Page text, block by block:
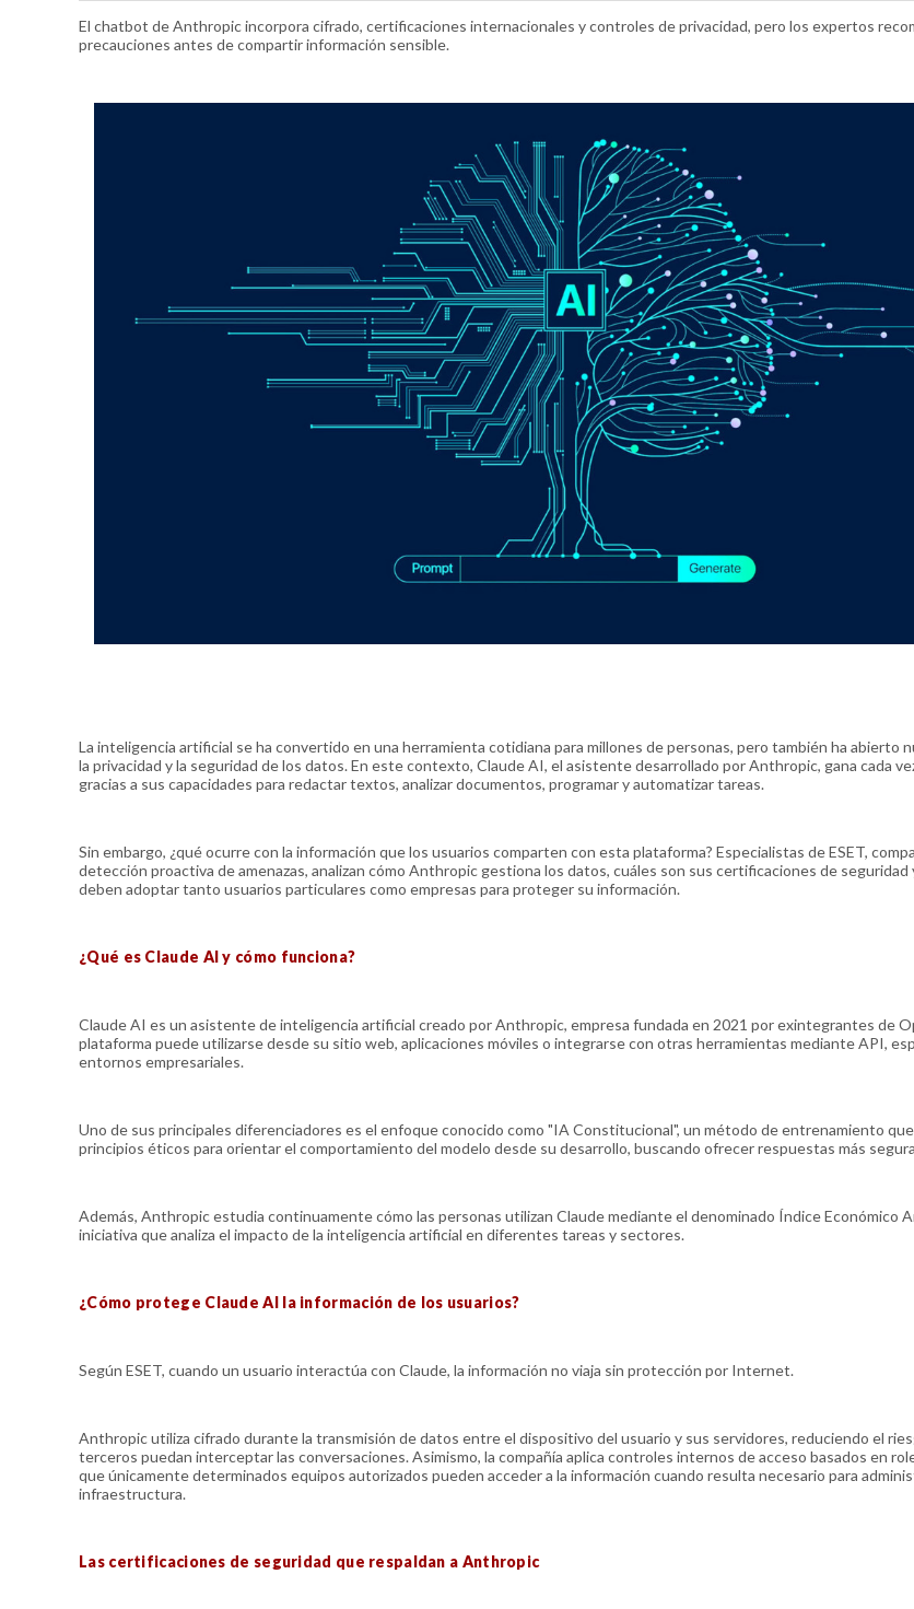
El chatbot de Anthropic incorpora cifrado, certificaciones internacionales y controles de privacidad, pero los expertos
precauciones antes de compartir información sensible.
La inteligencia artificial se ha convertido en una herramienta cotidiana para millones de personas, pero también ha abierto
la privacidad y la seguridad de los datos. En este contexto, Claude AI, el asistente desarrollado por Anthropic, gana cada
gracias a sus capacidades para redactar textos, analizar documentos, programar y automatizar tareas.
Sin embargo, ¿qué ocurre con la información que los usuarios comparten con esta plataforma? Especialistas de ESET,
detección proactiva de amenazas, analizan cómo Anthropic gestiona los datos, cuáles son sus certificaciones de seguridad
deben adoptar tanto usuarios particulares como empresas para proteger su información.
¿Qué es Claude AI y cómo funciona?
Claude AI es un asistente de inteligencia artificial creado por Anthropic, empresa fundada en 2021 por exintegrantes de
plataforma puede utilizarse desde su sitio web, aplicaciones móviles o integrarse con otras herramientas mediante API,
entornos empresariales.
Uno de sus principales diferenciadores es el enfoque conocido como "IA Constitucional", un método de entrenamiento
principios éticos para orientar el comportamiento del modelo desde su desarrollo, buscando ofrecer respuestas más
Además, Anthropic estudia continuamente cómo las personas utilizan Claude mediante el denominado Índice Económico
iniciativa que analiza el impacto de la inteligencia artificial en diferentes tareas y sectores.
¿Cómo protege Claude AI la información de los usuarios?
Según ESET, cuando un usuario interactúa con Claude, la información no viaja sin protección por Internet.
Anthropic utiliza cifrado durante la transmisión de datos entre el dispositivo del usuario y sus servidores, reduciendo el
terceros puedan interceptar las conversaciones. Asimismo, la compañía aplica controles internos de acceso basados en
que únicamente determinados equipos autorizados pueden acceder a la información cuando resulta necesario para
infraestructura.
Las certificaciones de seguridad que respaldan a Anthropic